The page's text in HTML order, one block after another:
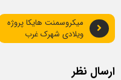
میکروسمنت هایکا پروژه
ویلادی شهرک غرب
ارسال نظر